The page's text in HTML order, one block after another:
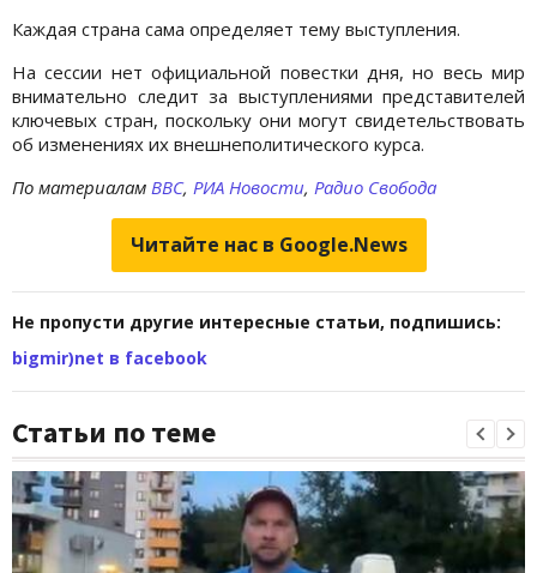
Каждая страна сама определяет тему выступления.
На сессии нет официальной повестки дня, но весь мир
внимательно следит за выступлениями представителей
ключевых стран, поскольку они могут свидетельствовать
об изменениях их внешнеполитического курса.
По материалам BBC, РИА Новости, Радио Свобода
Читайте нас в Google.News
Не пропусти другие интересные статьи, подпишись:
bigmir)net в facebook
Статьи по теме